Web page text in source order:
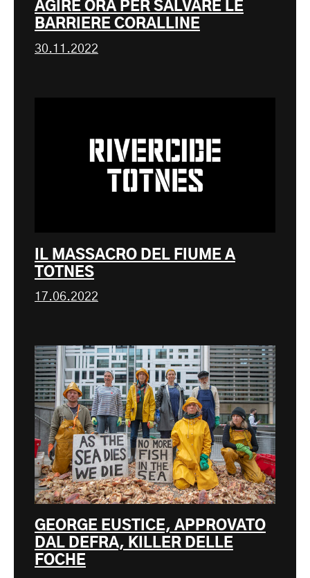
AGIRE ORA PER SALVARE LE
BARRIERE CORALLINE
30.11.2022
IL MASSACRO DEL FIUME A
TOTNES
17.06.2022
GEORGE EUSTICE, APPROVATO
DAL DEFRA, KILLER DELLE
FOCHE